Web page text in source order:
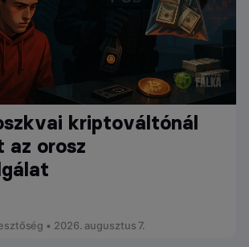
kriptováltónál
az orosz
• 2026. augusztus 7.